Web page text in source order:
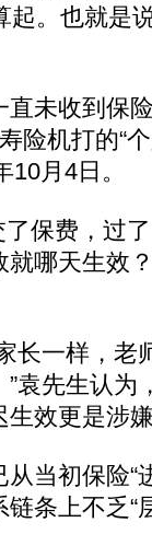
。也就是
未收到保
险机打的“
月4日。
保费，过了
哪天生效
一样，老
袁先生认为
效更是涉
初保险“
条上不乏“